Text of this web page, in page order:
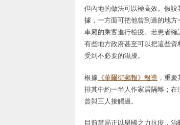
但內地的做法可以極高效。假
據，一方面可把他曾到過的地
車廂的乘客進行檢疫。若患者確
有些地方政府甚至可以把這些
受到不必要的滋擾。
根據 《華爾街郵報》報導 ，重
排其中約一半人作家居隔離；
曾與三人接觸過。
目前當局正以舉國之力抗疫，